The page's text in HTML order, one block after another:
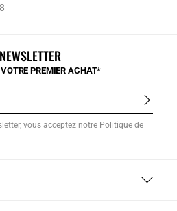
PREMIER ACHAT*
vous acceptez notre Politique de